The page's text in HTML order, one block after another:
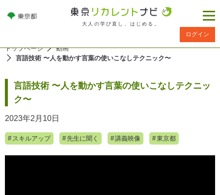
大人の学び直し、はじめる。
ログイン
トップページ
動画
言語技術 〜人を動かす言葉の使いこなしテクニック〜
言語技術 〜人を動かす言葉の使いこなしテクニッ
ク〜
2023年2月10日
スキルアップ 先生に聞く 講義映像 東京都